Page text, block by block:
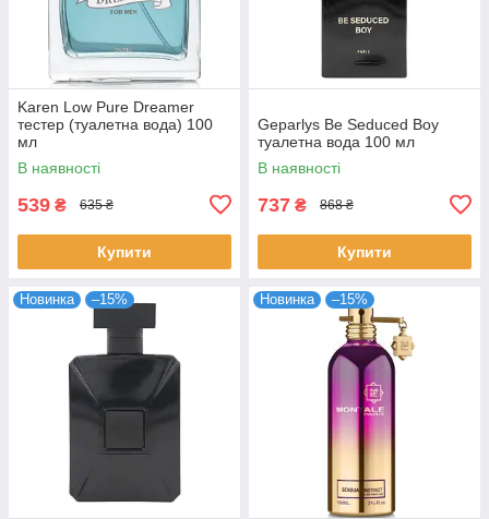
Karen Low Pure Dreamer
тестер (туалетна вода) 100
мл
В наявності
539 ₴ 635 ₴
Купити
Geparlys Be Seduced Boy
туалетна вода 100 мл
В наявності
737 ₴ 868 ₴
Купити
Новинка –15% Новинка –15%